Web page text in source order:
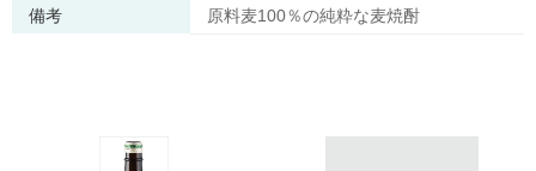
備考
原料麦100％の純粋な麦焼酎